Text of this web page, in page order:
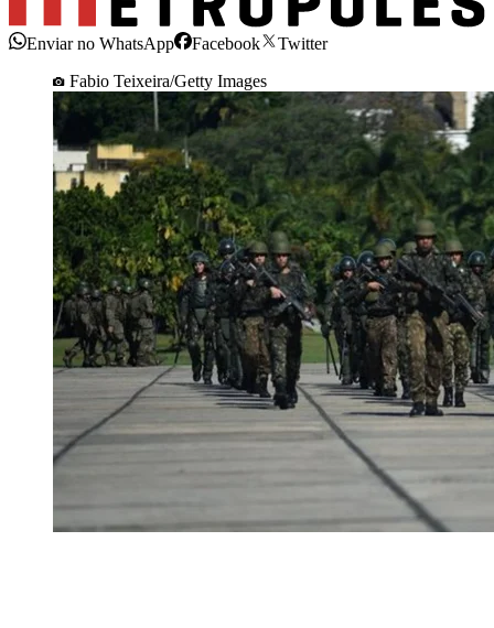
Enviar no WhatsApp Facebook
Twitter
Fabio Teixeira/Getty Images